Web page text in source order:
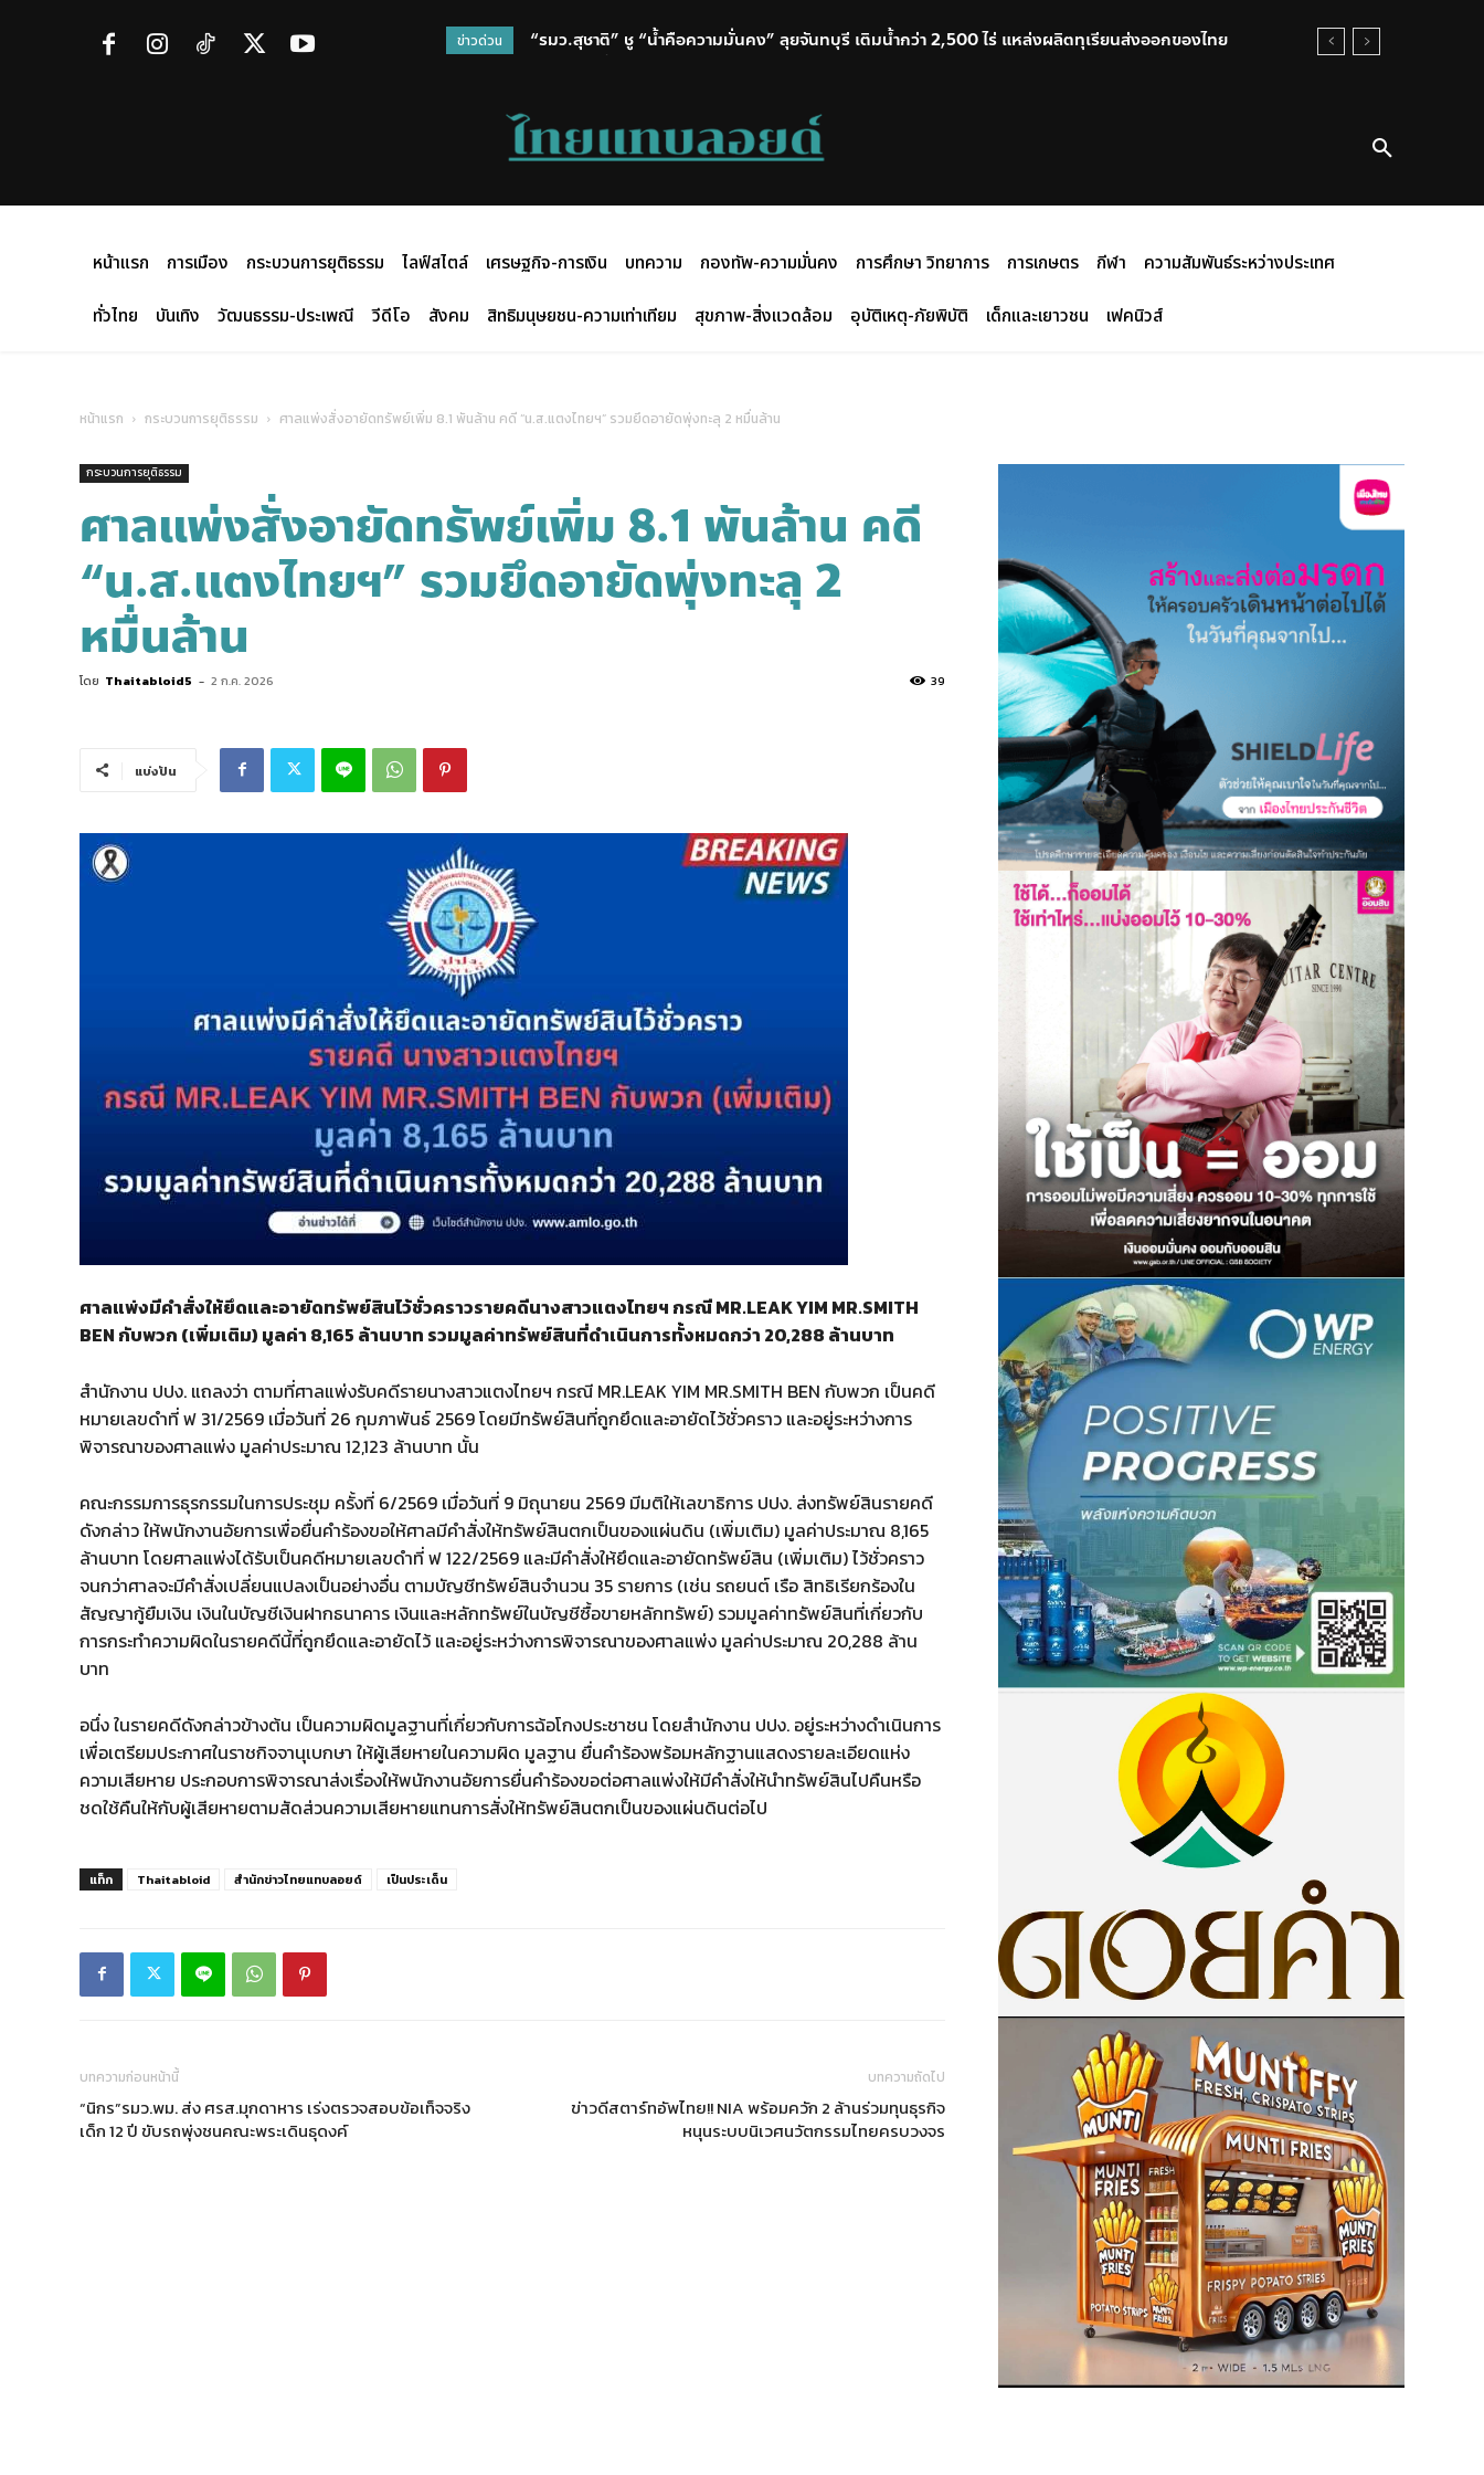
ข่าวด่วน
“รมว.สุชาติ” ชู “น้ำคือความมั่นคง” ลุยจันทบุรี เติมน้ำกว่า 2,500 ไร่ แหล่งผลิตทุเรียนส่งออกของไทย
หน้าแรก การเมือง กระบวนการยุติธรรม ไลฟ์สไตล์ เศรษฐกิจ-การเงิน บทความ กองทัพ-ความมั่นคง การศึกษา วิทยาการ การเกษตร กีฬา
ความสัมพันธ์ระหว่างประเทศ
ทั่วไทย
บันเทิง วัฒนธรรม-ประเพณี วีดีโอ สังคม สิทธิมนุษยชน-ความเท่าเทียม สุขภาพ-สิ่งแวดล้อม อุบัติเหตุ-ภัยพิบัติ เด็กและเยาวชน เฟคนิวส์
หน้าแรก กระบวนการยุติธรรม ศาลแพ่งสั่งอายัดทรัพย์เพิ่ม 8.1 พันล้าน คดี “น.ส.แตงไทยฯ” รวมยึดอายัดพุ่งทะลุ 2 หมื่นล้าน
กระบวนการยุติธรรม
ศาลแพ่งสั่งอายัดทรัพย์เพิ่ม 8.1 พันล้าน คดี
“น.ส.แตงไทยฯ” รวมยึดอายัดพุ่งทะลุ 2
หมื่นล้าน
โดย Thaitabloid5 - 2 ก.ค. 2026 39
แบ่งปัน
ศาลแพ่งมีคำสั่งให้ยึดและอายัดทรัพย์สินไว้ชั่วคราวรายคดีนางสาวแตงไทยฯ กรณี MR.LEAK YIM MR.SMITH
BEN กับพวก (เพิ่มเติม) มูลค่า 8,165 ล้านบาท รวมมูลค่าทรัพย์สินที่ดำเนินการทั้งหมดกว่า 20,288 ล้านบาท
สำนักงาน ปปง. แถลงว่า ตามที่ศาลแพ่งรับคดีรายนางสาวแตงไทยฯ กรณี MR.LEAK YIM MR.SMITH BEN กับพวก เป็นคดี
หมายเลขดำที่ ฟ 31/2569 เมื่อวันที่ 26 กุมภาพันธ์ 2569 โดยมีทรัพย์สินที่ถูกยึดและอายัดไว้ชั่วคราว และอยู่ระหว่างการ
พิจารณาของศาลแพ่ง มูลค่าประมาณ 12,123 ล้านบาท นั้น
คณะกรรมการธุรกรรมในการประชุม ครั้งที่ 6/2569 เมื่อวันที่ 9 มิถุนายน 2569 มีมติให้เลขาธิการ ปปง. ส่งทรัพย์สินรายคดี
ดังกล่าว ให้พนักงานอัยการเพื่อยื่นคำร้องขอให้ศาลมีคำสั่งให้ทรัพย์สินตกเป็นของแผ่นดิน (เพิ่มเติม) มูลค่าประมาณ 8,165
ล้านบาท โดยศาลแพ่งได้รับเป็นคดีหมายเลขดำที่ ฟ 122/2569 และมีคำสั่งให้ยึดและอายัดทรัพย์สิน (เพิ่มเติม) ไว้ชั่วคราว
จนกว่าศาลจะมีคำสั่งเปลี่ยนแปลงเป็นอย่างอื่น ตามบัญชีทรัพย์สินจำนวน 35 รายการ (เช่น รถยนต์ เรือ สิทธิเรียกร้องใน
สัญญากู้ยืมเงิน เงินในบัญชีเงินฝากธนาคาร เงินและหลักทรัพย์ในบัญชีซื้อขายหลักทรัพย์) รวมมูลค่าทรัพย์สินที่เกี่ยวกับ
การกระทำความผิดในรายคดีนี้ที่ถูกยึดและอายัดไว้ และอยู่ระหว่างการพิจารณาของศาลแพ่ง มูลค่าประมาณ 20,288 ล้าน
บาท
อนึ่ง ในรายคดีดังกล่าวข้างต้น เป็นความผิดมูลฐานที่เกี่ยวกับการฉ้อโกงประชาชน โดยสำนักงาน ปปง. อยู่ระหว่างดำเนินการ
เพื่อเตรียมประกาศในราชกิจจานุเบกษา ให้ผู้เสียหายในความผิด มูลฐาน ยื่นคำร้องพร้อมหลักฐานแสดงรายละเอียดแห่ง
ความเสียหาย ประกอบการพิจารณาส่งเรื่องให้พนักงานอัยการยื่นคำร้องขอต่อศาลแพ่งให้มีคำสั่งให้นำทรัพย์สินไปคืนหรือ
ชดใช้คืนให้กับผู้เสียหายตามสัดส่วนความเสียหายแทนการสั่งให้ทรัพย์สินตกเป็นของแผ่นดินต่อไป
แท็ก Thaitabloid สำนักข่าวไทยแทบลอยด์ เป็นประเด็น
บทความก่อนหน้านี้
“นิกร”รมว.พม. ส่ง ศรส.มุกดาหาร เร่งตรวจสอบข้อเท็จจริง
เด็ก 12 ปี ขับรถพุ่งชนคณะพระเดินธุดงค์
บทความถัดไป
ข่าวดีสตาร์ทอัพไทย!! NIA พร้อมควัก 2 ล้านร่วมทุนธุรกิจ
หนุนระบบนิเวศนวัตกรรมไทยครบวงจร